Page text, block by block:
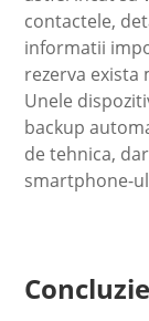
contactele,
informatii
rezerva
Unele
backup
de tehnica,
smartphone-
Concluzie